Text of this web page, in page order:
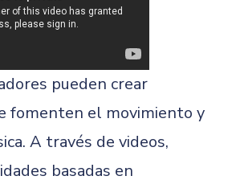
pueden crear
fomenten el movimiento y
A través de videos,
basadas en